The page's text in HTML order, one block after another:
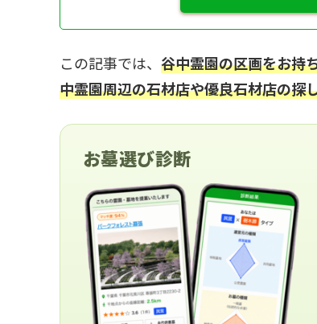
この記事では、 谷中霊園の区画をお持
中霊園周辺の石材店や優良石材店の探
お墓選び診断